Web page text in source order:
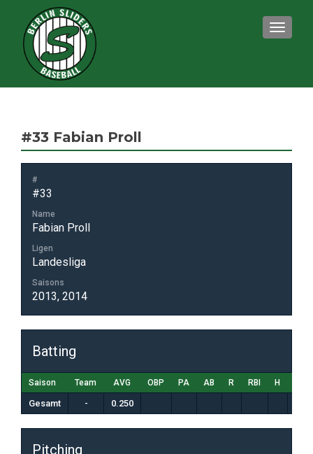
#33 Fabian Proll
#
#33
Name
Fabian Proll
Ligen
Landesliga
Saisons
2013, 2014
Batting
Saison Team AVG OBP PA AB R RBI H
Gesamt - 0.250
Pitching